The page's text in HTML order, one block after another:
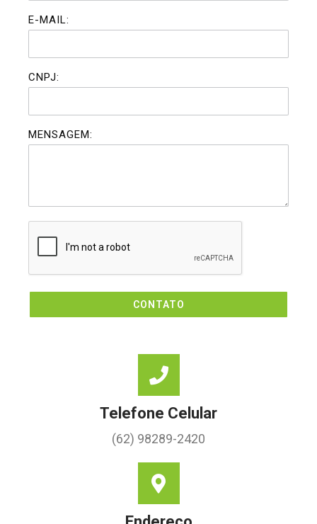
E-MAIL:
CNPJ:
MENSAGEM:
CONTATO
Telefone Celular
(62) 98289-2420